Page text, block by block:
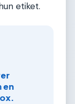
etiket.
en